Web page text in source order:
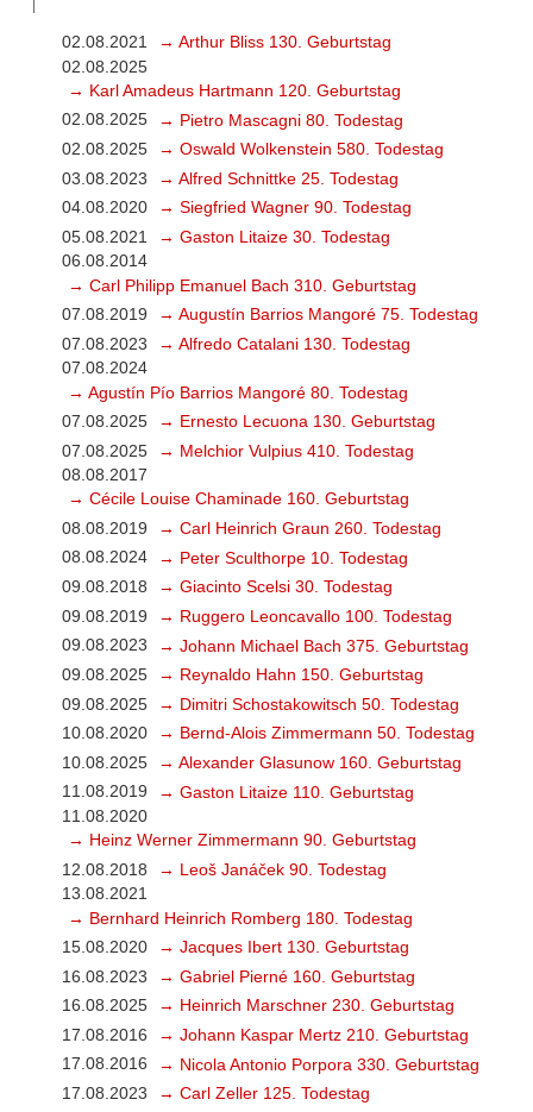
02.08.2021
→ Arthur Bliss 130. Geburtstag
02.08.2025
→ Karl Amadeus Hartmann 120. Geburtstag
02.08.2025
→ Pietro Mascagni 80. Todestag
02.08.2025
→ Oswald Wolkenstein 580. Todestag
03.08.2023
→ Alfred Schnittke 25. Todestag
04.08.2020
→ Siegfried Wagner 90. Todestag
05.08.2021
→ Gaston Litaize 30. Todestag
06.08.2014
→ Carl Philipp Emanuel Bach 310. Geburtstag
07.08.2019
→ Augustín Barrios Mangoré 75. Todestag
07.08.2023
→ Alfredo Catalani 130. Todestag
07.08.2024
→ Agustín Pío Barrios Mangoré 80. Todestag
07.08.2025
→ Ernesto Lecuona 130. Geburtstag
07.08.2025
→ Melchior Vulpius 410. Todestag
08.08.2017
→ Cécile Louise Chaminade 160. Geburtstag
08.08.2019
→ Carl Heinrich Graun 260. Todestag
08.08.2024
→ Peter Sculthorpe 10. Todestag
09.08.2018
→ Giacinto Scelsi 30. Todestag
09.08.2019
→ Ruggero Leoncavallo 100. Todestag
09.08.2023
→ Johann Michael Bach 375. Geburtstag
09.08.2025
→ Reynaldo Hahn 150. Geburtstag
09.08.2025
→ Dimitri Schostakowitsch 50. Todestag
10.08.2020
→ Bernd-Alois Zimmermann 50. Todestag
10.08.2025
→ Alexander Glasunow 160. Geburtstag
11.08.2019
→ Gaston Litaize 110. Geburtstag
11.08.2020
→ Heinz Werner Zimmermann 90. Geburtstag
12.08.2018
→ Leoš Janáček 90. Todestag
13.08.2021
→ Bernhard Heinrich Romberg 180. Todestag
15.08.2020
→ Jacques Ibert 130. Geburtstag
16.08.2023
→ Gabriel Pierné 160. Geburtstag
16.08.2025
→ Heinrich Marschner 230. Geburtstag
17.08.2016
→ Johann Kaspar Mertz 210. Geburtstag
17.08.2016
→ Nicola Antonio Porpora 330. Geburtstag
17.08.2023
→ Carl Zeller 125. Todestag